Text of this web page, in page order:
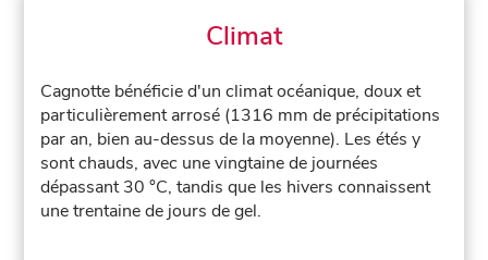
Climat
Cagnotte bénéficie d'un climat océanique, doux et
particulièrement arrosé (1316 mm de précipitations
par an, bien au-dessus de la moyenne). Les étés y
sont chauds, avec une vingtaine de journées
dépassant 30 °C, tandis que les hivers connaissent
une trentaine de jours de gel.